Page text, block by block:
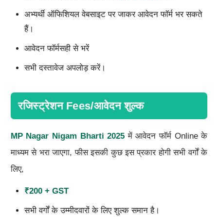
अभ्यर्थी ऑफिशियल वेबसाइट पर जाकर आवेदन फॉर्म भर सकते
हैं।
आवेदन फॉर्मसही से भरें
सभी दस्तावेज अपलोड़ करें।
रजिस्ट्रेशन Fees/आवेदन शुल्क
MP Nagar Nigam Bharti 2025 में आवेदन फॉर्म Online के
माध्यम से भरा जाएगा, फीस इसकी कुछ इस प्रकार होगी सभी वर्गों के
लिए,
₹200 + GST
सभी वर्गों के उम्मीदवारों के लिए शुल्क समान है।